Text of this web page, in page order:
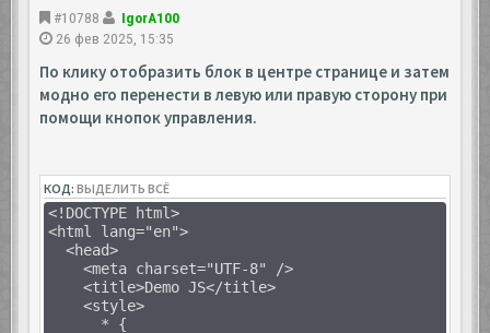
#10788
IgorA100
26 фев 2025, 15:35
По клику отобразить блок в центре странице и затем
модно его перенести в левую или правую сторону при
помощи кнопок управления.
КОД:ВЫДЕЛИТЬ ВСЁ
<!DOCTYPE html>
<html lang="en">
<head>
<meta charset="UTF-8" />
<title>Demo JS</title>
<style>
* {